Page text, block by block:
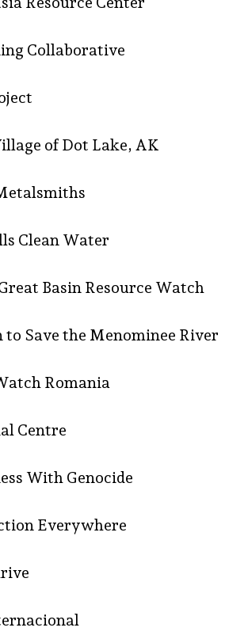
Collaborative
of Dot Lake, AK
Clean Water
Basin Resource Watch
Save the Menominee River
Romania
Centre
With Genocide
Everywhere